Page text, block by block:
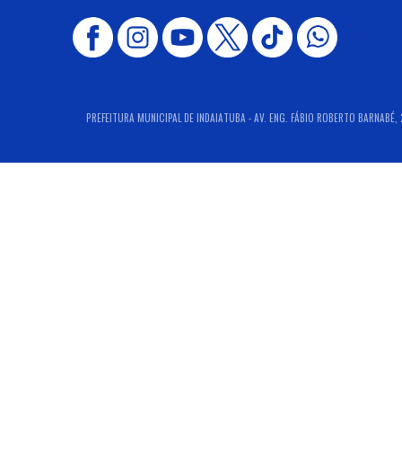
PREFEITURA MUNICIPAL DE INDAIATUBA - AV. ENG. FÁBIO ROBERTO